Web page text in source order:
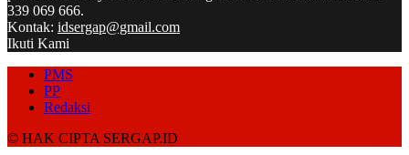
339 069 666.
Kontak: idsergap@gmail.com
Ikuti Kami
PMS
PP
Redaksi
© HAK CIPTA SERGAP.ID